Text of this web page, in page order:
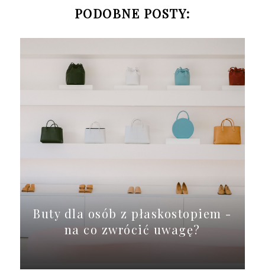
PODOBNE POSTY:
Buty dla osób z płaskostopiem -
na co zwrócić uwagę?